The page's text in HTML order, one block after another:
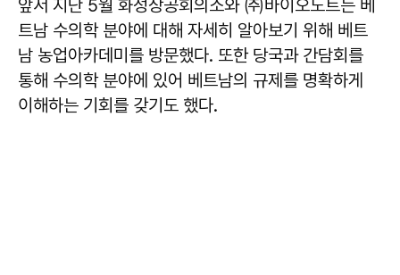
앞서 지난 5월 화성상공회의소와 ㈜바이오노트는 베
트남 수의학 분야에 대해 자세히 알아보기 위해 베트
남 농업아카데미를 방문했다. 또한 당국과 간담회를
통해 수의학 분야에 있어 베트남의 규제를 명확하게
이해하는 기회를 갖기도 했다.